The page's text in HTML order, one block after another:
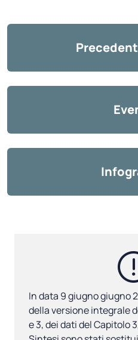
In data 9 giugno giugno
della versione integrale
e 3, dei dati del Capitolo